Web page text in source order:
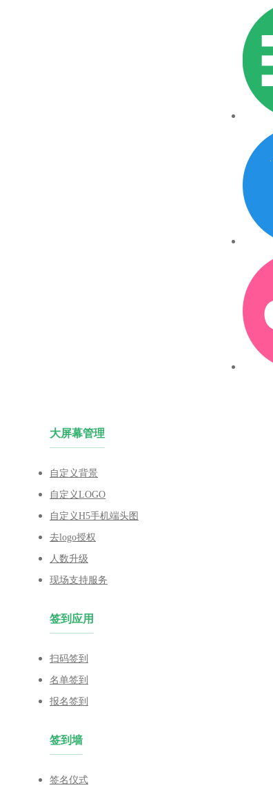
大屏幕管理
自定义背景
自定义LOGO
自定义H5手机端头图
去logo授权
人数升级
现场支持服务
签到应用
扫码签到
名单签到
报名签到
签到墙
签名仪式